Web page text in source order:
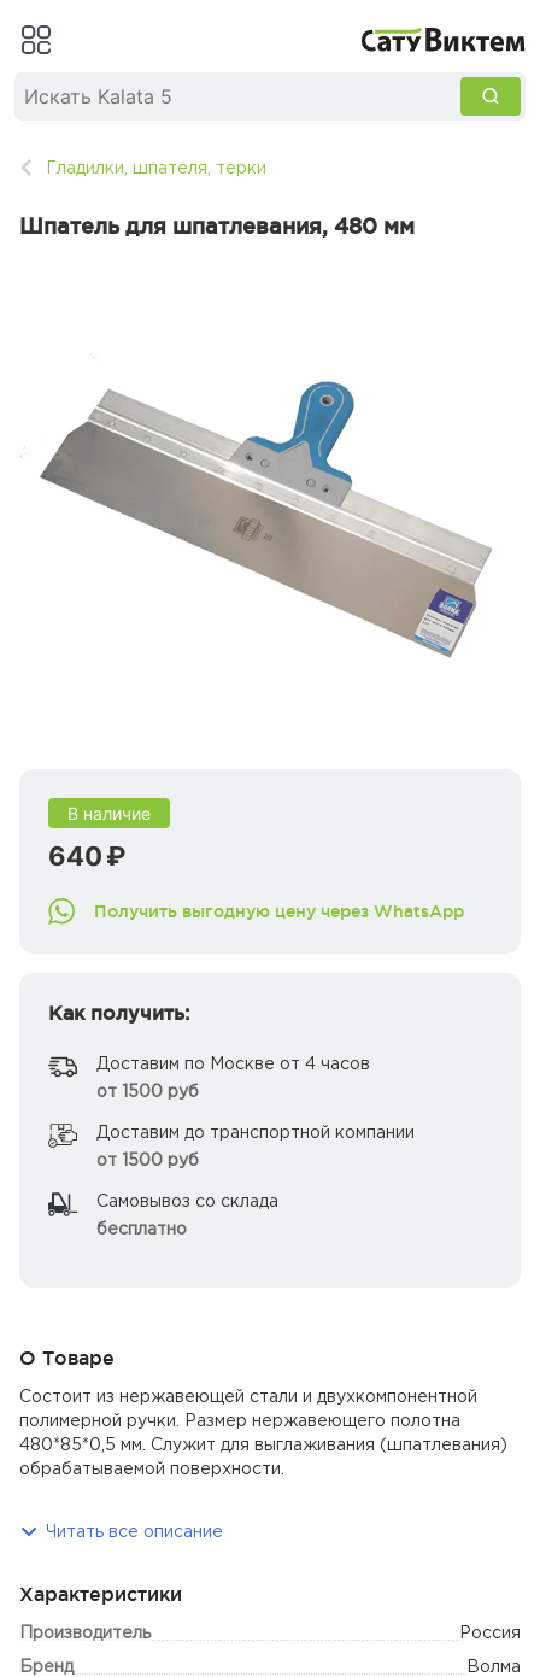
Гладилки, шпателя, терки
Шпатель для шпатлевания, 480 мм
В наличие
640 ₽
Получить выгодную цену через WhatsApp
Как получить:
Доставим по Москве от 4 часов
от 1500 руб
Доставим до транспортной компании
от 1500 руб
Самовывоз со склада
бесплатно
О Товаре
Состоит из нержавеющей стали и двухкомпонентной
полимерной ручки. Размер нержавеющего полотна
480*85*0,5 мм. Служит для выглаживания (шпатлевания)
обрабатываемой поверхности.
Читать все описание
Характеристики
Производитель
Россия
Бренд
Волма